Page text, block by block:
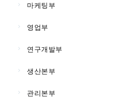
마케팅부
영업부
연구개발부
생산본부
관리본부